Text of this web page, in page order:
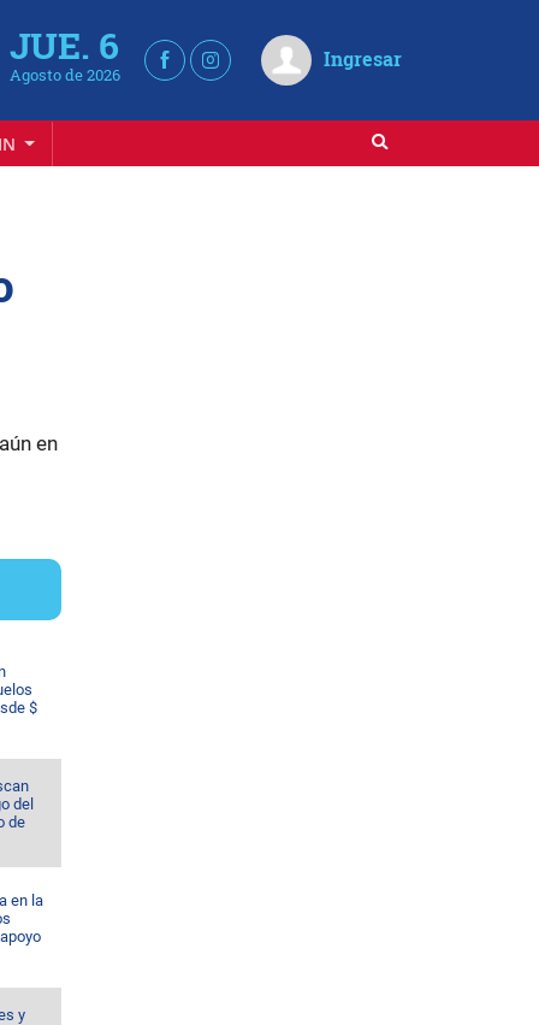
JUE. 6
Agosto de 2026
Ingresar
en
$
del
de
en la
y